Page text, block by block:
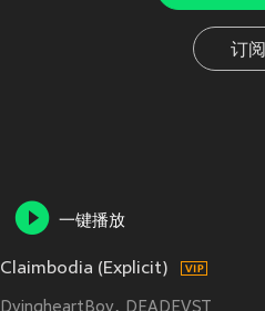
订阅
一键播放
Claimbodia (Explicit)